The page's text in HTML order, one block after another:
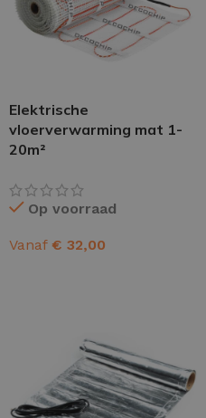
Elektrische
vloerverwarming mat 1-
20m²
Op voorraad
Vanaf € 32,00